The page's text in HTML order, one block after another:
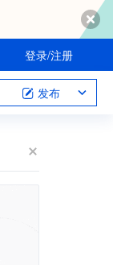
登录/注册
发布